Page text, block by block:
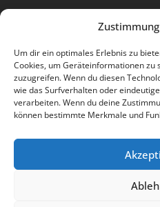
Um dir ein optimales Erlebnis zu
Cookies, um Geräteinformationen
zuzugreifen. Wenn du diesen
wie das Surfverhalten oder
verarbeiten. Wenn du deine
können bestimmte Merkmale und
Wr. Neustädter Straße 1
2733 Grünbach am Schneeberg
Öffnungszeiten Gemeindeamt:
Montag: 8.00 – 12.00 Uhr und 14.00
Freitag: 8.00 – 12.00 Uhr
Email: